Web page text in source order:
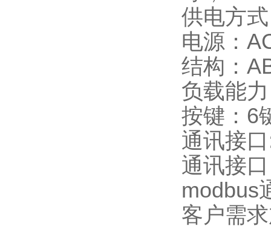
供电方
电源：
结构：
负载能
按键：6
通讯接
通讯接
modbus
客户需